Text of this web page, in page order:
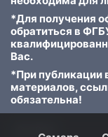
*Для получения
обратиться в
Вас.
*При публикации
материалов,
обязательна!
© 2023